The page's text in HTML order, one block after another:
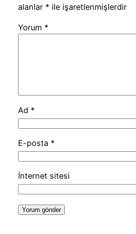
alanlar * ile işaretlenmişlerdir
Yorum *
Ad *
E-posta *
İnternet sitesi